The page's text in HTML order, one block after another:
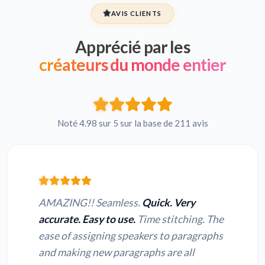
AVIS CLIENTS
Apprécié par les
créateurs du monde entier
Noté 4.98 sur 5 sur la base de 211 avis
AMAZING!! Seamless. Quick. Very
accurate. Easy to use. Time stitching. The
ease of assigning speakers to paragraphs
and making new paragraphs are all